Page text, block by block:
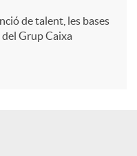
de talent, les bases
Grup Caixa